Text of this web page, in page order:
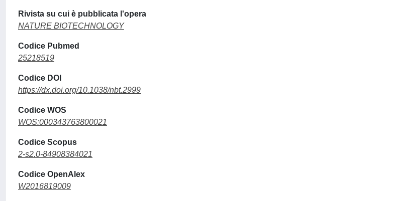
Rivista su cui è pubblicata l'opera
NATURE BIOTECHNOLOGY
Codice Pubmed
25218519
Codice DOI
https://dx.doi.org/10.1038/nbt.2999
Codice WOS
WOS:000343763800021
Codice Scopus
2-s2.0-84908384021
Codice OpenAlex
W2016819009